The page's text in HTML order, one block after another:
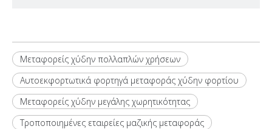
Μεταφορείς χύδην πολλαπλών χρήσεων
Αυτοεκφορτωτικά φορτηγά μεταφοράς χύδην φορτίου
Μεταφορείς χύδην μεγάλης χωρητικότητας
Τροποποιημένες εταιρείες μαζικής μεταφοράς